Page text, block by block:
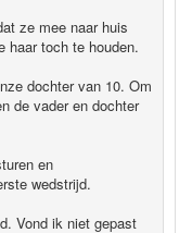
ze mee naar huis
haar toch te houden.
dochter van 10. Om
de vader en dochter
en
wedstrijd.
Vond ik niet gepast